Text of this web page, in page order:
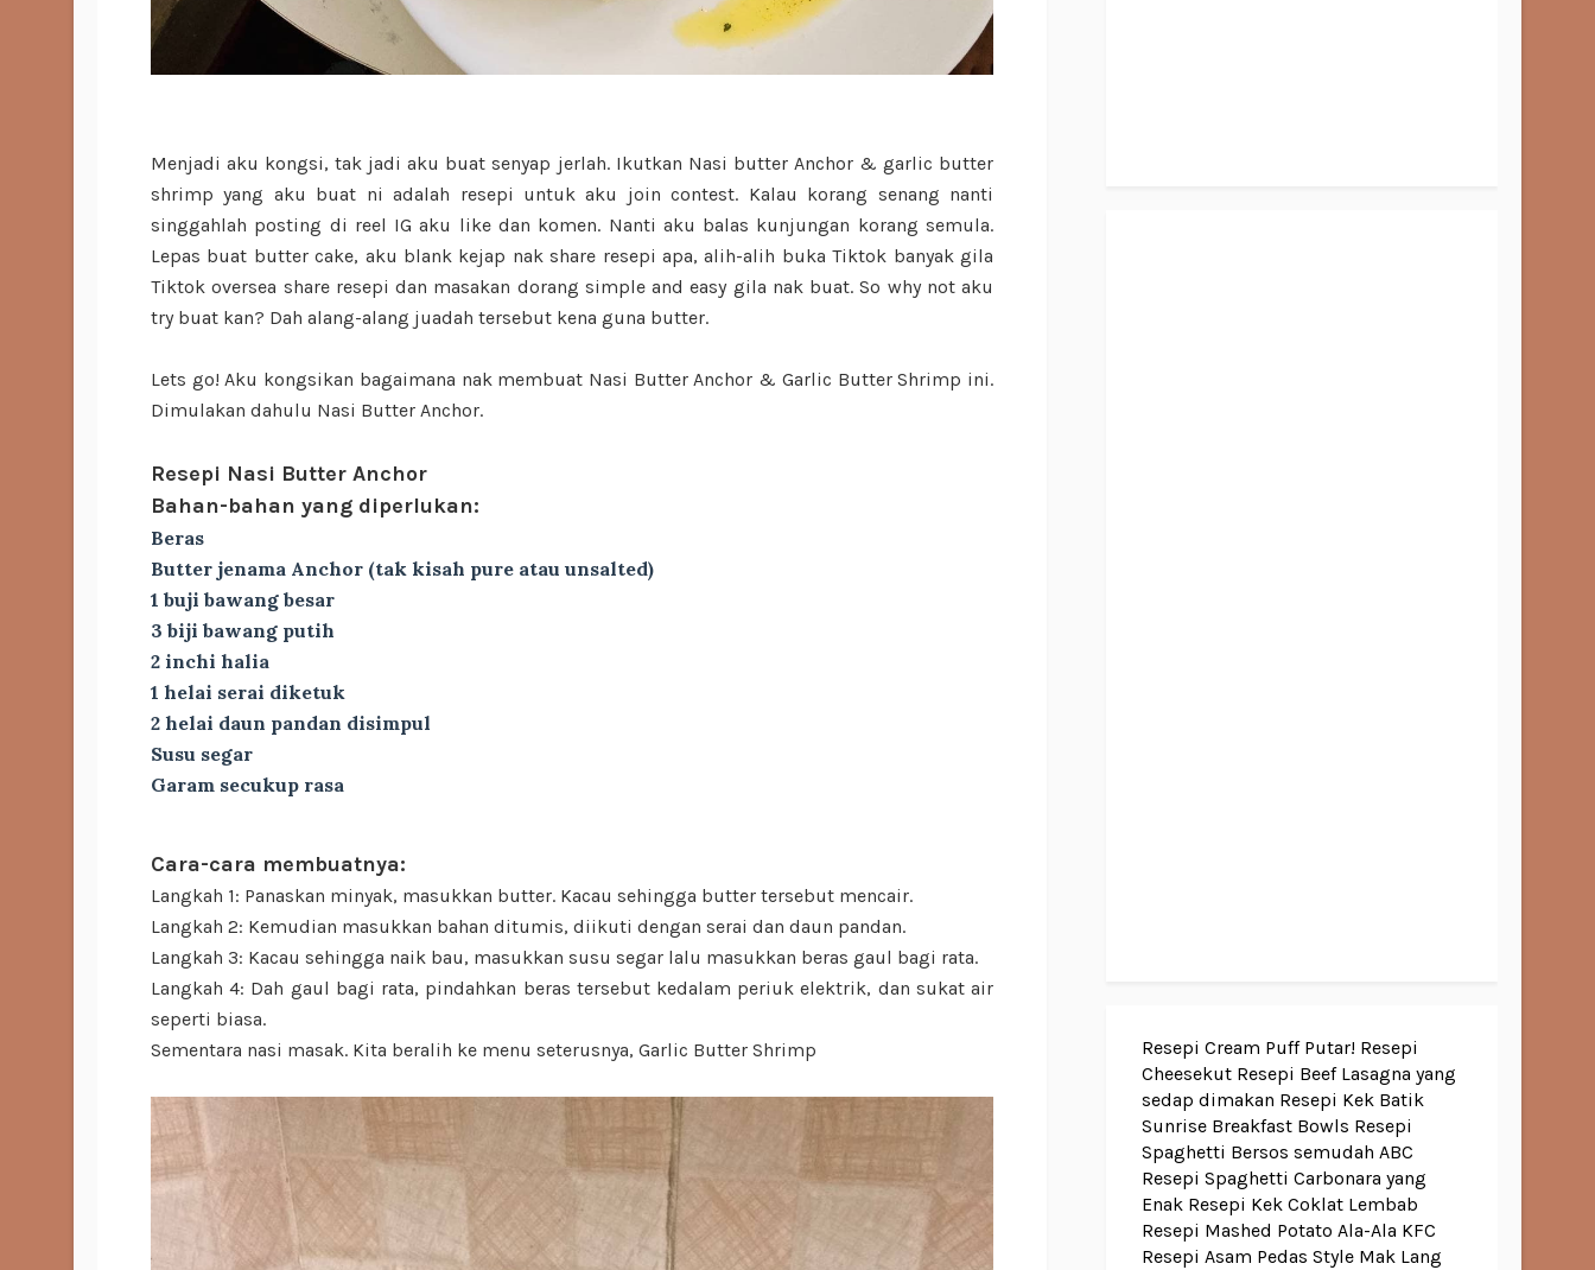
Menjadi aku kongsi, tak jadi aku buat senyap jerlah. Ikutkan Nasi butter Anchor & garlic butter
shrimp yang aku buat ni adalah resepi untuk aku join contest. Kalau korang senang nanti
singgahlah posting di reel IG aku like dan komen. Nanti aku balas kunjungan korang semula.
Lepas buat butter cake, aku blank kejap nak share resepi apa, alih-alih buka Tiktok banyak gila
Tiktok oversea share resepi dan masakan dorang simple and easy gila nak buat. So why not aku
try buat kan? Dah alang-alang juadah tersebut kena guna butter.
Lets go! Aku kongsikan bagaimana nak membuat Nasi Butter Anchor & Garlic Butter Shrimp ini.
Dimulakan dahulu Nasi Butter Anchor.
Resepi Nasi Butter Anchor
Bahan-bahan yang diperlukan:
Beras
Butter jenama Anchor (tak kisah pure atau unsalted)
1 buji bawang besar
3 biji bawang putih
2 inchi halia
1 helai serai diketuk
2 helai daun pandan disimpul
Susu segar
Garam secukup rasa
Cara-cara membuatnya:
Langkah 1: Panaskan minyak, masukkan butter. Kacau sehingga butter tersebut mencair.
Langkah 2: Kemudian masukkan bahan ditumis, diikuti dengan serai dan daun pandan.
Langkah 3: Kacau sehingga naik bau, masukkan susu segar lalu masukkan beras gaul bagi rata.
Langkah 4: Dah gaul bagi rata, pindahkan beras tersebut kedalam periuk elektrik, dan sukat air
seperti biasa.
Sementara nasi masak. Kita beralih ke menu seterusnya, Garlic Butter Shrimp
Resepi Cream Puff Putar! Resepi
Cheesekut Resepi Beef Lasagna yang
sedap dimakan Resepi Kek Batik
Sunrise Breakfast Bowls Resepi
Spaghetti Bersos semudah ABC
Resepi Spaghetti Carbonara yang
Enak Resepi Kek Coklat Lembab
Resepi Mashed Potato Ala-Ala KFC
Resepi Asam Pedas Style Mak Lang